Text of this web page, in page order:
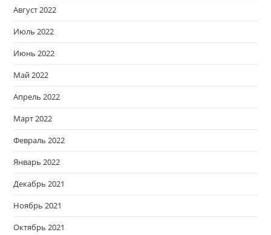
Август 2022
Июль 2022
Июнь 2022
Май 2022
Апрель 2022
Март 2022
Февраль 2022
Январь 2022
Декабрь 2021
Ноябрь 2021
Октябрь 2021